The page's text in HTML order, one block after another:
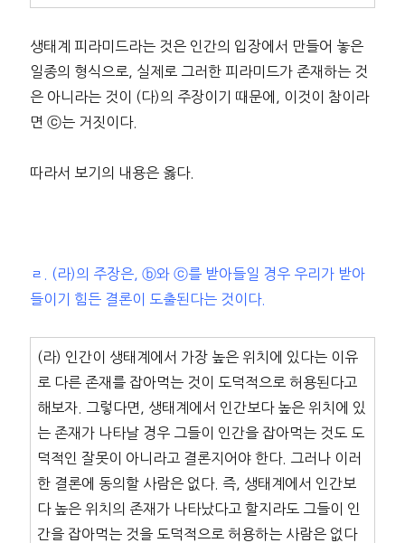
생태계 피라미드라는 것은 인간의 입장에서 만들어 놓은
일종의 형식으로, 실제로 그러한 피라미드가 존재하는 것
은 아니라는 것이 (다)의 주장이기 때문에, 이것이 참이라
면 ⓒ는 거짓이다.
따라서 보기의 내용은 옳다.
ㄹ. (라)의 주장은, ⓑ와 ⓒ를 받아들일 경우 우리가 받아
들이기 힘든 결론이 도출된다는 것이다.
(라) 인간이 생태계에서 가장 높은 위치에 있다는 이유
로 다른 존재를 잡아먹는 것이 도덕적으로 허용된다고
해보자. 그렇다면, 생태계에서 인간보다 높은 위치에 있
는 존재가 나타날 경우 그들이 인간을 잡아먹는 것도 도
덕적인 잘못이 아니라고 결론지어야 한다. 그러나 이러
한 결론에 동의할 사람은 없다. 즉, 생태계에서 인간보
다 높은 위치의 존재가 나타났다고 할지라도 그들이 인
간을 잡아먹는 것을 도덕적으로 허용하는 사람은 없다